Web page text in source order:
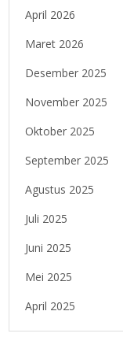
April 2026
Maret 2026
Desember 2025
November 2025
Oktober 2025
September 2025
Agustus 2025
Juli 2025
Juni 2025
Mei 2025
April 2025